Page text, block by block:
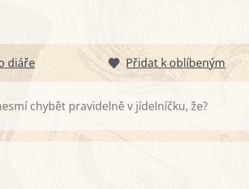
diáře Přidat k oblíbeným
chybět pravidelně v jídelníčku, že?